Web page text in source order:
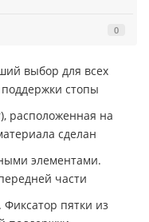
0
выбор для всех
стопы
расположенная на
сделан
элементами.
части
пятки из